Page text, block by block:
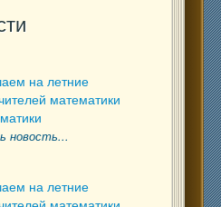
на летние
математики
новость...
на летние